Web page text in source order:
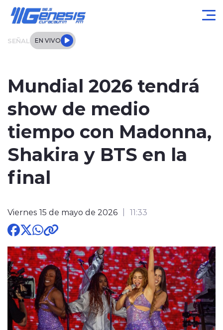
SEÑAL EN VIVO
Tendencias
Internacional
Deportes
modo claro
Mundial 2026 tendrá
show de medio
tiempo con Madonna,
Shakira y BTS en la
final
Viernes 15 de mayo de 2026 11:33